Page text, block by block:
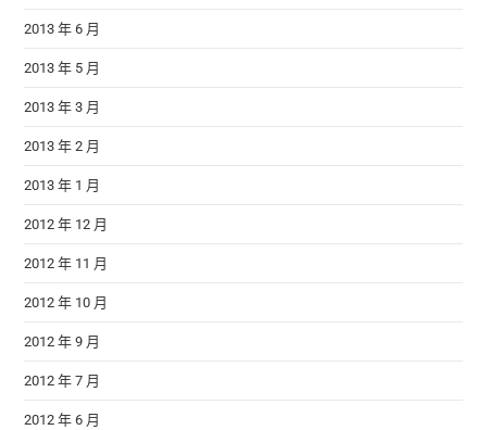
2013 年 6 月
2013 年 5 月
2013 年 3 月
2013 年 2 月
2013 年 1 月
2012 年 12 月
2012 年 11 月
2012 年 10 月
2012 年 9 月
2012 年 7 月
2012 年 6 月